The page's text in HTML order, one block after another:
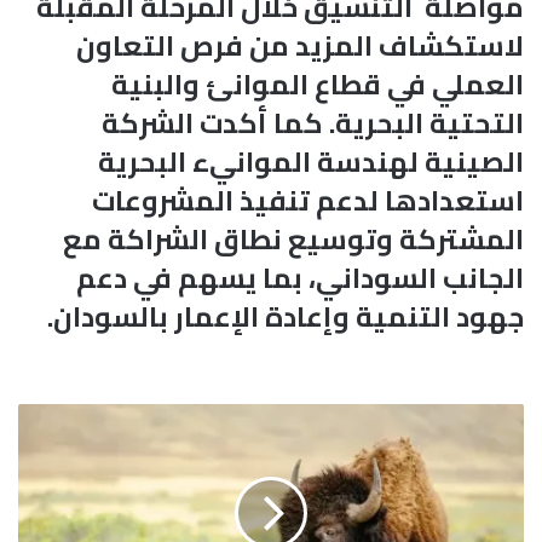
لاستكشاف المزيد من فرص التعاون
العملي في قطاع الموانئ والبنية
التحتية البحرية. كما أكدت الشركة
الصينية لهندسة الموانيء البحرية
استعدادها لدعم تنفيذ المشروعات
المشتركة وتوسيع نطاق الشراكة مع
الجانب السوداني، بما يسهم في دعم
جهود التنمية وإعادة الإعمار بالسودان.
ب
ب
ح